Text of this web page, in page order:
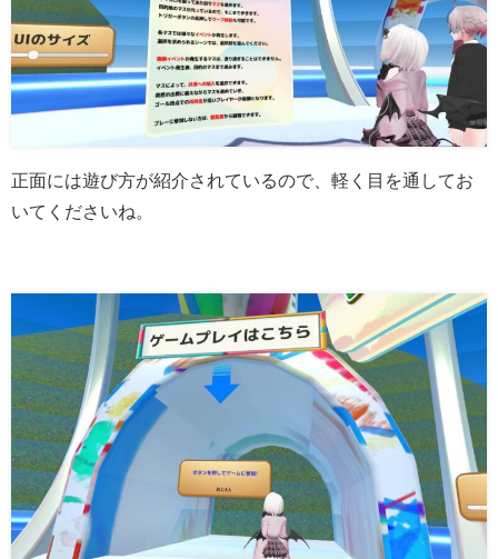
正面には遊び方が紹介されているので、軽く目を通してお
いてくださいね。